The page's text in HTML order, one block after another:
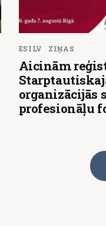
ESILV ZIŅAS
Aicinām
organizācijās
profesionāļu